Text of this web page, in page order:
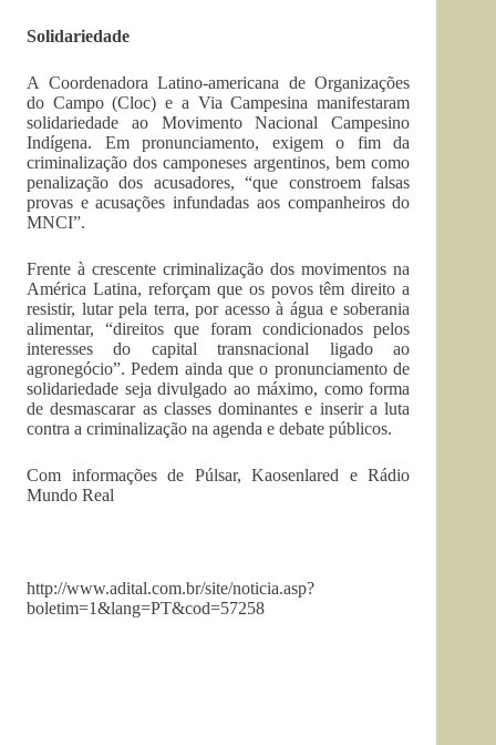
Solidariedade
A Coordenadora Latino-americana de Organizações
do Campo (Cloc) e a Via Campesina manifestaram
solidariedade ao Movimento Nacional Campesino
Indígena. Em pronunciamento, exigem o fim da
criminalização dos camponeses argentinos, bem como
penalização dos acusadores, “que constroem falsas
provas e acusações infundadas aos companheiros do
MNCI”.
Frente à crescente criminalização dos movimentos na
América Latina, reforçam que os povos têm direito a
resistir, lutar pela terra, por acesso à água e soberania
alimentar, “direitos que foram condicionados pelos
interesses do capital transnacional ligado ao
agronegócio”. Pedem ainda que o pronunciamento de
solidariedade seja divulgado ao máximo, como forma
de desmascarar as classes dominantes e inserir a luta
contra a criminalização na agenda e debate públicos.
Com informações de Púlsar, Kaosenlared e Rádio
Mundo Real
http://www.adital.com.br/site/noticia.asp?
boletim=1&lang=PT&cod=57258